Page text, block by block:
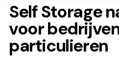
Self Storage
voor
particulieren